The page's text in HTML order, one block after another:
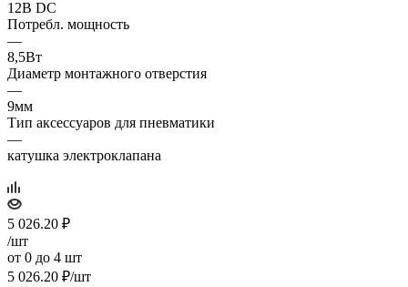
12В DC
Потребл. мощность
—
8,5Вт
Диаметр монтажного отверстия
—
9мм
Тип аксессуаров для пневматики
—
катушка электроклапана
5 026.20 ₽
/шт
от 0 до 4 шт
5 026.20 ₽/шт